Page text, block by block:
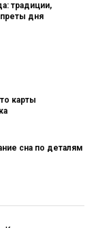
традиции,
дня
карты
сна по деталям